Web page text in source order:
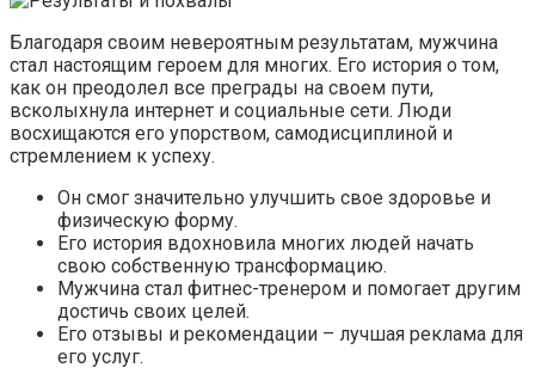
Благодаря своим невероятным результатам, мужчина
стал настоящим героем для многих. Его история о том,
как он преодолел все преграды на своем пути,
всколыхнула интернет и социальные сети. Люди
восхищаются его упорством, самодисциплиной и
стремлением к успеху.
Он смог значительно улучшить свое здоровье и
физическую форму.
Его история вдохновила многих людей начать
свою собственную трансформацию.
Мужчина стал фитнес-тренером и помогает другим
достичь своих целей.
Его отзывы и рекомендации – лучшая реклама для
его услуг.